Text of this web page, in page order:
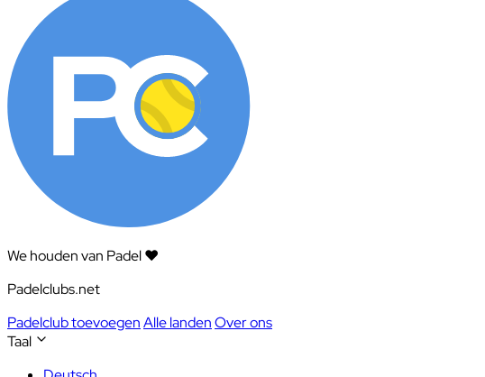
We houden van Padel ❤️
Padelclubs.net
Padelclub toevoegenAlle landenOver ons
Taal